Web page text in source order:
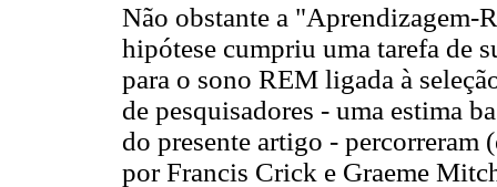
Não obstante a "Aprendizagem-
hipótese cumpriu uma tarefa de
para o sono REM ligada à
de pesquisadores - uma estima
do presente artigo - percorreram
por Francis Crick e Graeme